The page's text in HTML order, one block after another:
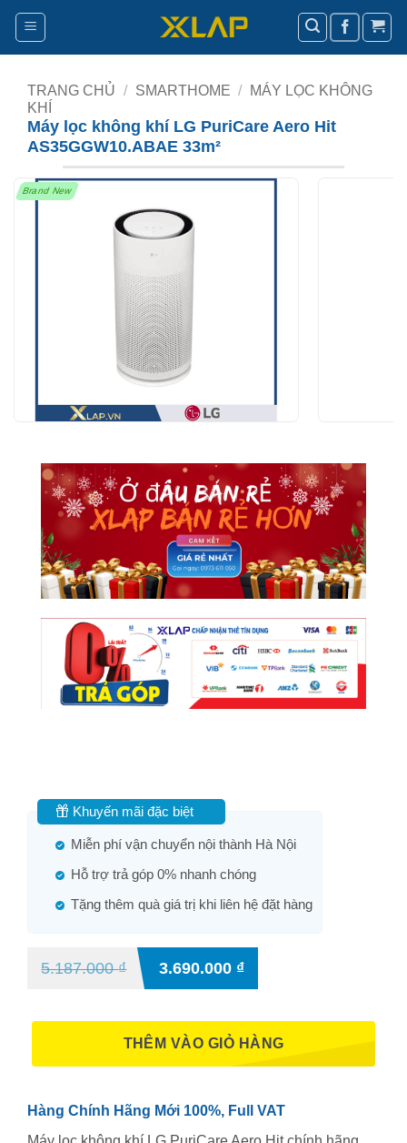
Bỏ
nội
TRANG CHỦ / SMARTHOME /
MÁY LỌC KHÔNG
KHÍ
Máy lọc không khí LG PuriCare Aero Hit
AS35GGW10.ABAE 33m²
Brand New
Khuyến mãi đặc biệt
Miễn phí vận chuyển nội thành Hà Nội
Hỗ trợ trả góp 0% nhanh chóng
Tặng thêm quà giá trị khi liên hệ đặt hàng
5.187.000₫ 3.690.000 ₫
THÊM VÀO GIỎ HÀNG
Hàng Chính Hãng Mới 100%, Full VAT